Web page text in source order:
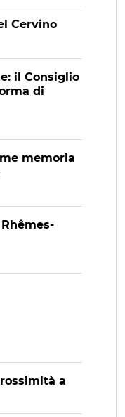
Cervino
il Consiglio
di
memoria
a